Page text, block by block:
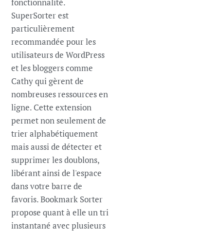
fonctionnalité.
SuperSorter est
particulièrement
recommandée pour les
utilisateurs de WordPress
et les bloggers comme
Cathy qui gèrent de
nombreuses ressources en
ligne. Cette extension
permet non seulement de
trier alphabétiquement
mais aussi de détecter et
supprimer les doublons,
libérant ainsi de l'espace
dans votre barre de
favoris. Bookmark Sorter
propose quant à elle un tri
instantané avec plusieurs